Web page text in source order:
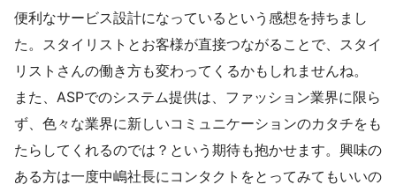
便利なサービス設計になっているという感想を持ちまし
た。スタイリストとお客様が直接つながることで、スタイ
リストさんの働き方も変わってくるかもしれませんね。
また、ASPでのシステム提供は、ファッション業界に限ら
ず、色々な業界に新しいコミュニケーションのカタチをも
たらしてくれるのでは？という期待も抱かせます。興味の
ある方は一度中嶋社長にコンタクトをとってみてもいいの